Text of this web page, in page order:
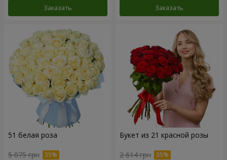
Заказать Заказать
51 белая роза
5 075 грн
Букет из 21 красной розы
2 614 грн